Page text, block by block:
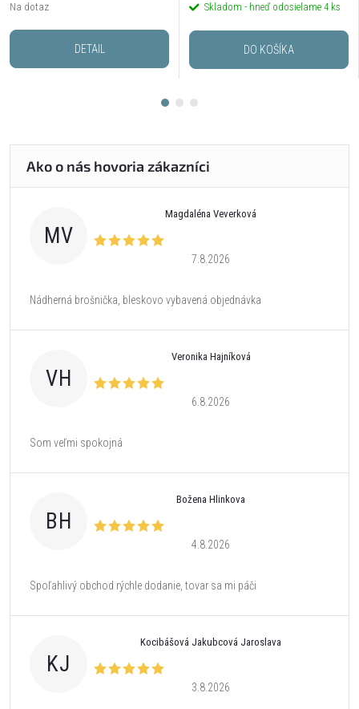
Na dotaz
DETAIL
Skladom - hneď odosielame 4 ks
DO KOŠÍKA
MV
Magdaléna Veverková
7.8.2026
Nádherná brošnička, bleskovo vybavená objednávka
VH
Veronika Hajníková
6.8.2026
Som veľmi spokojná
BH
Božena Hlinkova
4.8.2026
Spoľahlivý obchod rýchle dodanie, tovar sa mi páči
KJ
Kocibášová Jakubcová Jaroslava
3.8.2026